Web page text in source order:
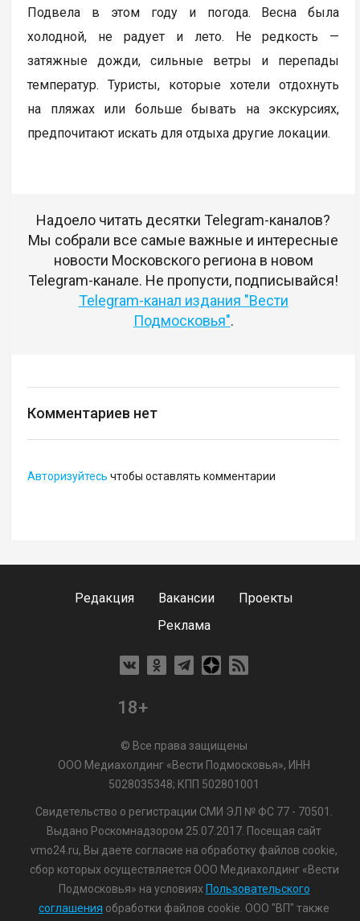
Подвела в этом году и погода. Весна была
холодной, не радует и лето. Не редкость —
затяжные дожди, сильные ветры и перепады
температур. Туристы, которые хотели отдохнуть
на пляжах или больше бывать на экскурсиях,
предпочитают искать для отдыха другие локации.
Надоело читать десятки Telegram-каналов?
Мы собрали все самые важные и интересные
новости Московского региона в новом
Telegram-канале. Не пропусти, подписывайся!
Telegram-канал издания "Вести
Подмосковья".
Комментариев нет
Авторизуйтесь чтобы оставлять комментарии
Редакция Вакансии
Проекты
Реклама
18+
© Все права защищены
ООО Медиахолдинг «Вести Подмосковья», ИНН
5028035348; КПП 502801001
Свидетельство о регистрации СМИ ЭЛ № ФС 77 - 70501.
Выдано Роскомнадзором 25.07.2017. Посещая сайт
vmo24.ru, Вы даете согласие на обработку файлов cookie,
сбор которых осуществляется ООО Медиахолдинг «Вести
Подмосковья» на условиях Пользовательского
соглашения обработки файлов cookie. ООО "ВП" также